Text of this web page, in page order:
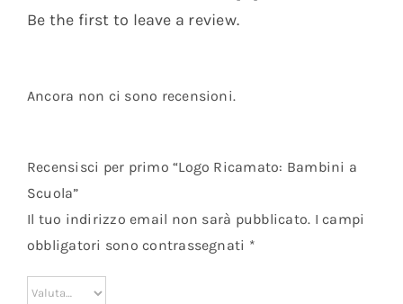
Be the first to leave a review.
Ancora non ci sono recensioni.
Recensisci per primo “Logo Ricamato: Bambini a
Scuola”
Il tuo indirizzo email non sarà pubblicato. I campi
obbligatori sono contrassegnati *